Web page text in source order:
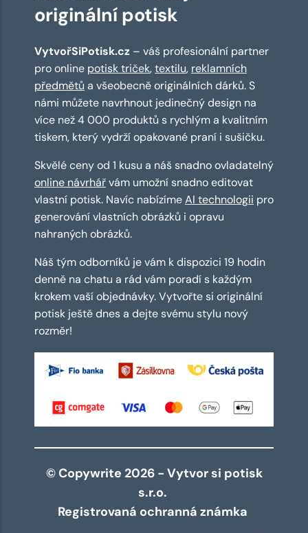
originální potisk
VytvořSiPotisk.cz – váš profesionální partner
pro online potisk triček,textilu, reklamních
předmětů a všeobecně originálních dárků. S
námi můžete navrhnout jedinečný design na
více než 4 000 produktů s rychlým a kvalitním
tiskem, který vydrží opakované praní i sušičku.
Skvělé ceny od 1 kusu a náš snadno ovladatelný
online návrhářvám umožní snadno editovat
vlastní potisk. Navíc nabízímeAI technologii pro
generování vlastních obrázků i opravu
nahraných obrázků.
Náš tým odborníků je vám k dispozici 19 hodin
denně na chatu a rád vám poradí s každým
krokem vaší objednávky. Vytvořte si originální
potisk ještě dnes a dejte svému stylu nový
rozměr!
© Copywrite 2026 - Vytvor si potisk
s.r.o.
Registrovaná ochranná známka